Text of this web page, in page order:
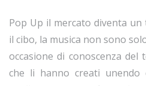
Pop Up il mercato diventa
il cibo, la musica non sono
occasione di conoscenza
che li hanno creati unendo